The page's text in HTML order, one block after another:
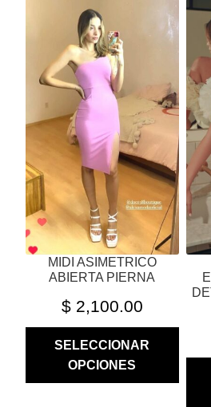
MIDI ASIMETRICO
ABIERTA PIERNA
$2,100.00
SELECCIONAR
OPCIONES
PRODUCTO
MÚLTIPLES
VARIANTES.
OPCIONES
PUEDEN
ELEGIR
EN
LA
PÁGINA
LAS
SE
EN